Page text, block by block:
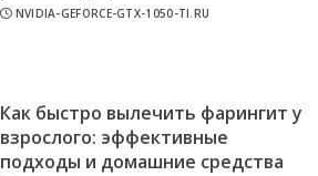
NVIDIA-GEFORCE-GTX-1050-TI.RU
Как быстро вылечить фарингит у
взрослого: эффективные
подходы и домашние средства